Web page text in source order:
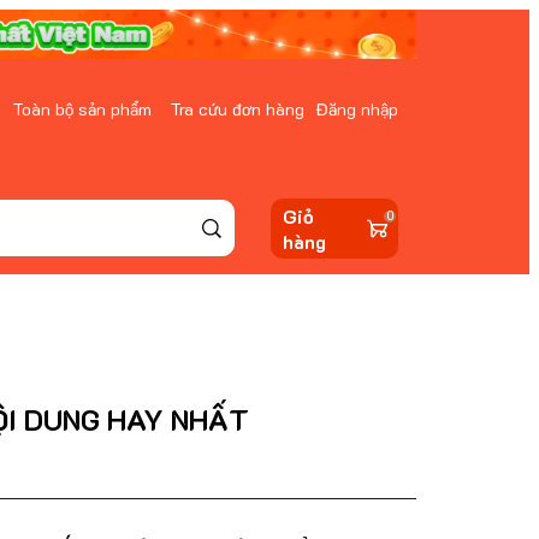
Toàn bộ sản phẩm Tra cứu đơn hàng Đăng nhập
0
Giỏ
hàng
DUNG HAY NHẤT